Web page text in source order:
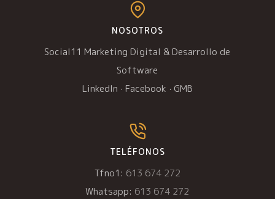
NOSOTROS
Social11 Marketing Digital & Desarrollo de
Software
LinkedIn · Facebook · GMB
TELÉFONOS
Tfno1: 613 674 272
Whatsapp: 613 674 272